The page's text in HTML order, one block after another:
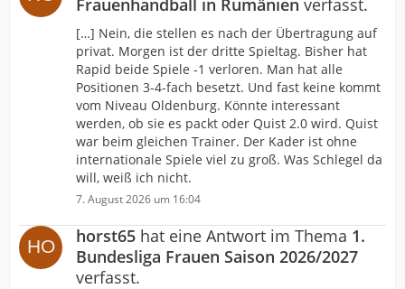
Frauenhandball in Rumänien verfasst.
[…] Nein, die stellen es nach der Übertragung auf
privat. Morgen ist der dritte Spieltag. Bisher hat
Rapid beide Spiele -1 verloren. Man hat alle
Positionen 3-4-fach besetzt. Und fast keine kommt
vom Niveau Oldenburg. Könnte interessant
werden, ob sie es packt oder Quist 2.0 wird. Quist
war beim gleichen Trainer. Der Kader ist ohne
internationale Spiele viel zu groß. Was Schlegel da
will, weiß ich nicht.
7. August 2026 um 16:04
horst65 hat eine Antwort im Thema 1.
Bundesliga Frauen Saison 2026/2027
verfasst.